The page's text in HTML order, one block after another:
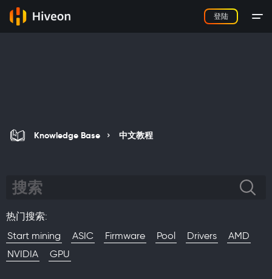
登陆
Knowledge Base 中文教程
热门搜索:
Start mining
ASIC Firmware Pool Drivers
AMD
NVIDIA
GPU